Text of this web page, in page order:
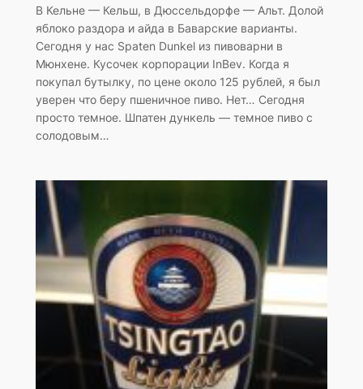
В Кельне — Кельш, в Дюссельдорфе — Альт. Долой
яблоко раздора и айда в Баварские варианты.
Сегодня у нас Spaten Dunkel из пивоварни в
Мюнхене. Кусочек корпорации InBev. Когда я
покупал бутылку, по цене около 125 рублей, я был
уверен что беру пшеничное пиво. Нет… Сегодня
просто темное. Шпатен дункель — темное пиво с
солодовым…